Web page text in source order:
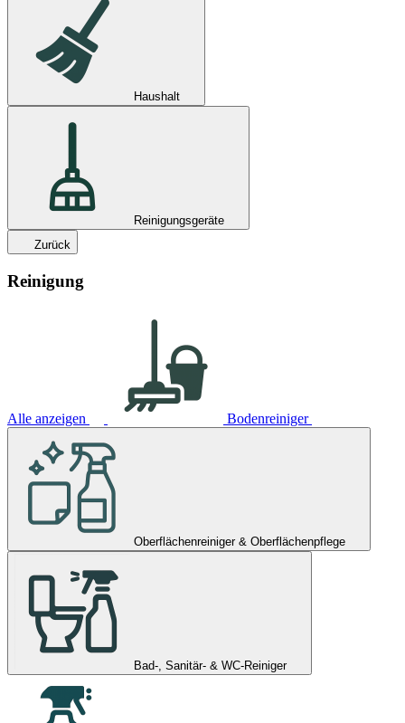
Haushalt
Reinigungsgeräte
Zurück
Reinigung
Alle anzeigen Bodenreiniger
Oberflächenreiniger & Oberflächenpflege
Bad-, Sanitär- & WC-Reiniger